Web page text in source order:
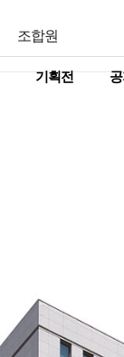
기획전
조합원